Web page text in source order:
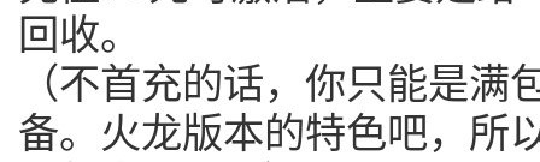
回收。
（不首充的话，你只能是
备。火龙版本的特色吧，所